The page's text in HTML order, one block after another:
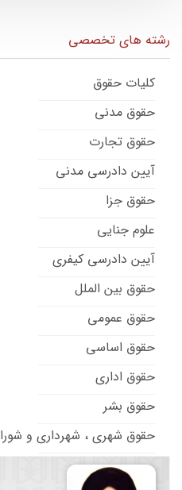
رشته های تخصصی
کلیات حقوق
حقوق مدنی
حقوق تجارت
آیین دادرسی مدنی
حقوق جزا
علوم جنایی
آیین دادرسی کیفری
حقوق بین الملل
حقوق عمومی
حقوق اساسی
حقوق اداری
حقوق بشر
حقوق شهری ، شهرداری و شورا
حقوق تطبیقی